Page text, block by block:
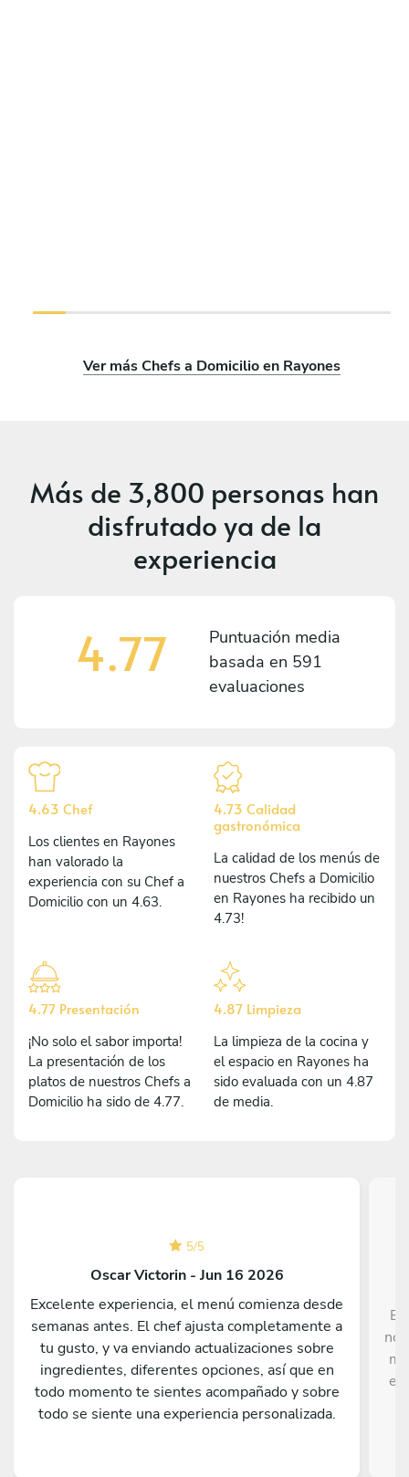
Ver más Chefs a Domicilio en Rayones
Más de 3,800 personas han
disfrutado ya de la
experiencia
4.77
Puntuación media
basada en 591
evaluaciones
4.63 Chef
Los clientes en Rayones
han valorado la
experiencia con su Chef a
Domicilio con un 4.63.
4.73 Calidad
gastronómica
La calidad de los menús de
nuestros Chefs a Domicilio
en Rayones ha recibido un
4.73!
4.77 Presentación
¡No solo el sabor importa!
La presentación de los
platos de nuestros Chefs a
Domicilio ha sido de 4.77.
4.87 Limpieza
La limpieza de la cocina y
el espacio en Rayones ha
sido evaluada con un 4.87
de media.
5/5
Oscar Victorin - Jun 16 2026
Excelente experiencia, el menú comienza desde
semanas antes. El chef ajusta completamente a
tu gusto, y va enviando actualizaciones sobre
ingredientes, diferentes opciones, así que en
todo momento te sientes acompañado y sobre
todo se siente una experiencia personalizada.
el